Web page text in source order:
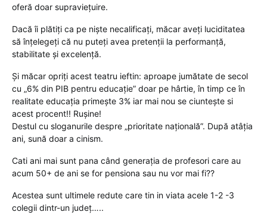
oferă doar supraviețuire.
Dacă îi plătiți ca pe niște necalificați, măcar aveți luciditatea
să înțelegeți că nu puteți avea pretenții la performanță,
stabilitate și excelență.
Și măcar opriți acest teatru ieftin: aproape jumătate de secol
cu „6% din PIB pentru educație” doar pe hârtie, în timp ce în
realitate educația primește 3% iar mai nou se ciuntește si
acest procent!! Rușine!
Destul cu sloganurile despre „prioritate națională”. După atâția
ani, sună doar a cinism.
Cati ani mai sunt pana când generația de profesori care au
acum 50+ de ani se for pensiona sau nu vor mai fi??
Acestea sunt ultimele redute care tin in viata acele 1-2 -3
colegii dintr-un județ…..